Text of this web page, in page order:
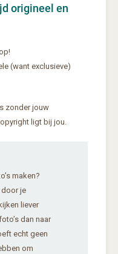
origineel en
(want exclusieve)
zonder jouw
ligt bij jou.
maken?
door je
liever
dan naar
echt geen
om